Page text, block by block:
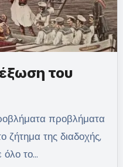
του
της διαδοχής,
όλο το…